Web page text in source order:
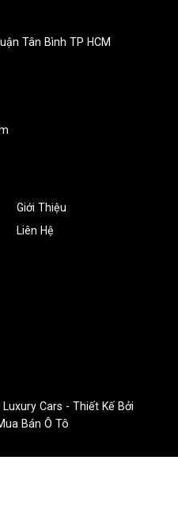
Tân Bình TP HCM
Giới Thiệu
Liên Hệ
Luxury Cars -Thiết Kế Bởi
Bán Ô Tô